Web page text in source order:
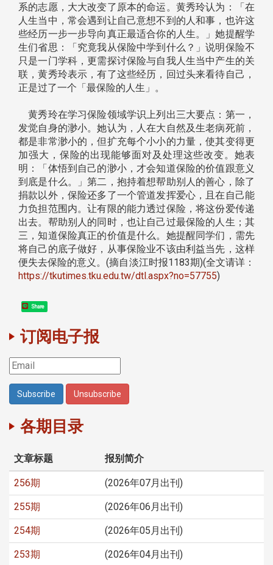
系的志愿，大大改变了原本的命运。黄秀玲认为：「在
人生当中，常会遇到让自己意想不到的人和事，也许这
些经历一步一步导向真正最适合你的人生。」她提醒学
生们省思：「究竟我从保险中学到什么？」说明保险不
只是一门学科，更需探讨保险与自我人生当中产生的关
联，黄秀玲表示，有了这些经历，回过头来看待自己，
正是过了一个「最保险的人生」。
黄秀玲在学习保险领域学识上列出三大要点：第一，
发觉自身的渺小。她认为，人在大自然及生老病死前，
都是非常渺小的，但扩充每个小小的力量，使其变得更
加强大，保险的出现能够面对及处理这些改变。她表
明：「体悟到自己的渺小，才会知道保险的价值跟意义
到底是什么。」第二，抱持着想帮助别人的善心，除了
捐款以外，保险还多了一个管道发挥爱心，且在自己能
力负担范围内。让有限的能力透过保险，将这份爱传递
出去。帮助别人的同时，也让自己过最保险的人生；其
三，知道保险真正的价值是什么。她提醒同学们，需先
将自己的底子做好，从事保险业不该由利益当先，这样
便失去保险的意义。(摘自淡江时报1183期)(全文请详：
https://tkutimes.tku.edu.tw/dtl.aspx?no=57755)
Share
订阅电子报
各期目录
文章标题 报别简介
256期 (2026年07月出刊)
255期 (2026年06月出刊)
254期 (2026年05月出刊)
253期 (2026年04月出刊)